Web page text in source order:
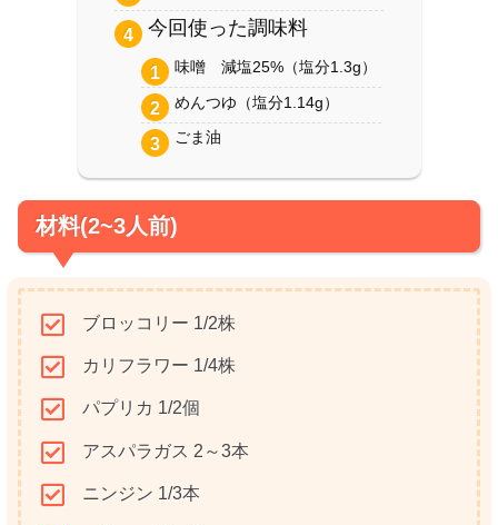
今回使った調味料
味噌 減塩25%（塩分1.3g）
めんつゆ（塩分1.14g）
ごま油
材料(2~3人前)
ブロッコリー 1/2株
カリフラワー 1/4株
パプリカ 1/2個
アスパラガス 2～3本
ニンジン 1/3本